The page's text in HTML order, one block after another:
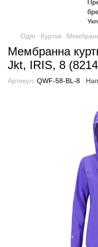
Одяг Куртки
Мембранна
Jkt, IRIS, 8
Артикул: QWF-58-BL-8